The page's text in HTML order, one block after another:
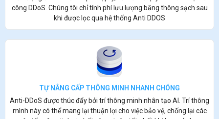
công DDoS. Chúng tôi chỉ tính phí lưu lượng băng thông sạch sau
khi được lọc qua hệ thống Anti DDOS
TỰ NÂNG CẤP THÔNG MINH NHANH CHÓNG
Anti-DDoS được thúc đẩy bởi trí thông minh nhân tạo AI. Trí thông
mình này có thể mang lại thuận lợi cho việc bảo vệ, chống lại các